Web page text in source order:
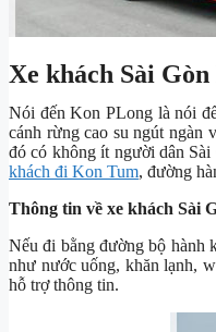
Xe khách Sài
Nói đến Kon PLong là nói
cánh rừng cao su ngút ngàn
đó có không ít người dân
khách đi Kon Tum, đường
Thông tin về xe khách Sài
Nếu đi bằng đường bộ hành
như nước uống, khăn lạnh,
hỗ trợ thông tin.